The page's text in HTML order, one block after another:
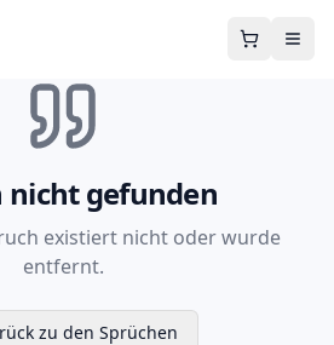
nicht gefunden
existiert nicht oder wurde
entfernt.
zu den Sprüchen